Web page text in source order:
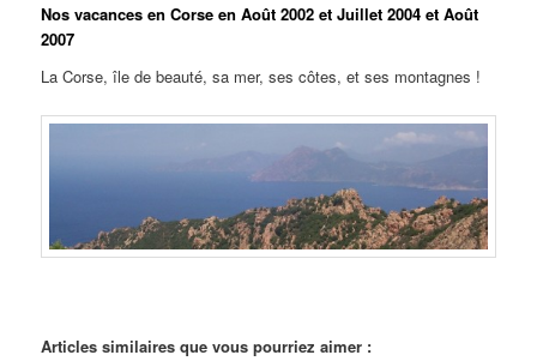
Nos vacances en Corse en Août 2002 et Juillet 2004 et Août
2007
La Corse, île de beauté, sa mer, ses côtes, et ses montagnes !
Articles similaires que vous pourriez aimer :